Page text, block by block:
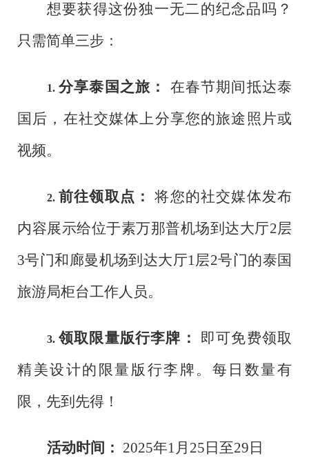
想要获得这份独一无二的纪念品吗？
只需简单三步：
1. 分享泰国之旅：
在春节期间抵达泰
国后，在社交媒体上分享您的旅途照片或
视频。
2. 前往领取点：
将您的社交媒体发布
内容展示给位于素万那普机场到达大厅2层
3号门和廊曼机场到达大厅1层2号门的泰国
旅游局柜台工作人员。
3.领取限量版行李牌：
即可免费领取
精美设计的限量版行李牌。每日数量有
限，先到先得！
活动时间： 2025年1月25日至29日